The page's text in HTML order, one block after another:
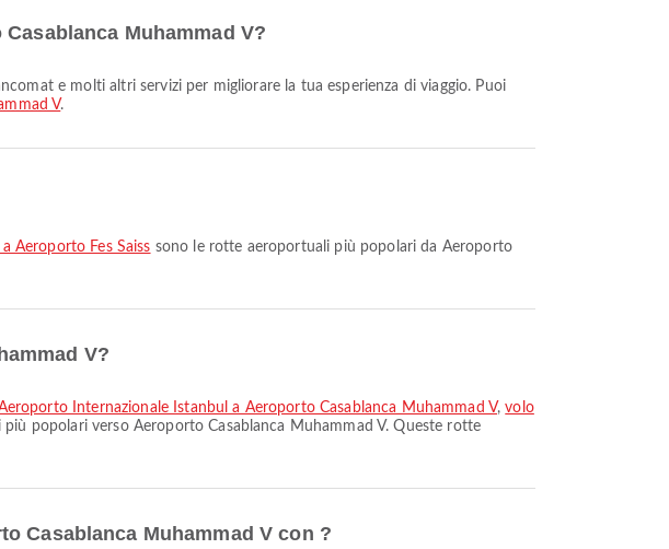
Muhammad V?
V.
Aeroporto Fes Saiss sono le rotte aeroportuali più popolari da Aeroporto
V?
Internazionale Istanbul a Aeroporto Casablanca Muhammad V,volo
popolari verso Aeroporto Casablanca Muhammad V. Queste rotte
Casablanca Muhammad V con ?